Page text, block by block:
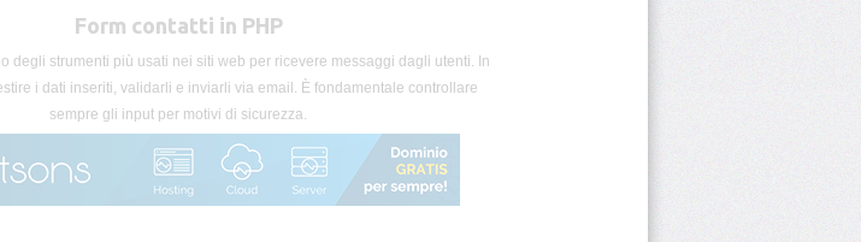
Form contatti in PHP
degli strumenti più usati nei siti web per ricevere messaggi dagli utenti. In
i dati inseriti, validarli e inviarli via email. È fondamentale controllare
sempre gli input per motivi di sicurezza.